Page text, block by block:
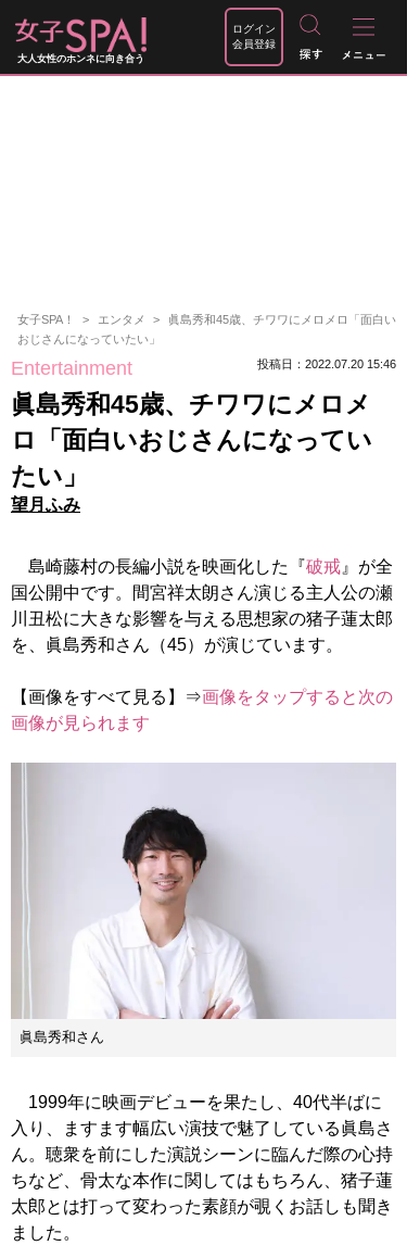
大人女性のホンネに向き合う
ログイン
会員登録
女子SPA！ エンタメ
眞島秀和45歳、チワワにメロメロ「面白い
おじさんになっていたい」
Entertainment 投稿日：2022.07.20 15:46
眞島秀和45歳、チワワにメロメ
ロ「面白いおじさんになってい
たい」
望月ふみ
島崎藤村の長編小説を映画化した『破戒 』が全
国公開中です。間宮祥太朗さん演じる主人公の瀬
川丑松に大きな影響を与える思想家の猪子蓮太郎
を、眞島秀和さん（45）が演じています。
【画像をすべて見る】⇒画像をタップすると次の
画像が見られます
眞島秀和さん
1999年に映画デビューを果たし、40代半ばに
入り、ますます幅広い演技で魅了している眞島さ
ん。聴衆を前にした演説シーンに臨んだ際の心持
ちなど、骨太な本作に関してはもちろん、猪子蓮
太郎とは打って変わった素顔が覗くお話しも聞き
ました。